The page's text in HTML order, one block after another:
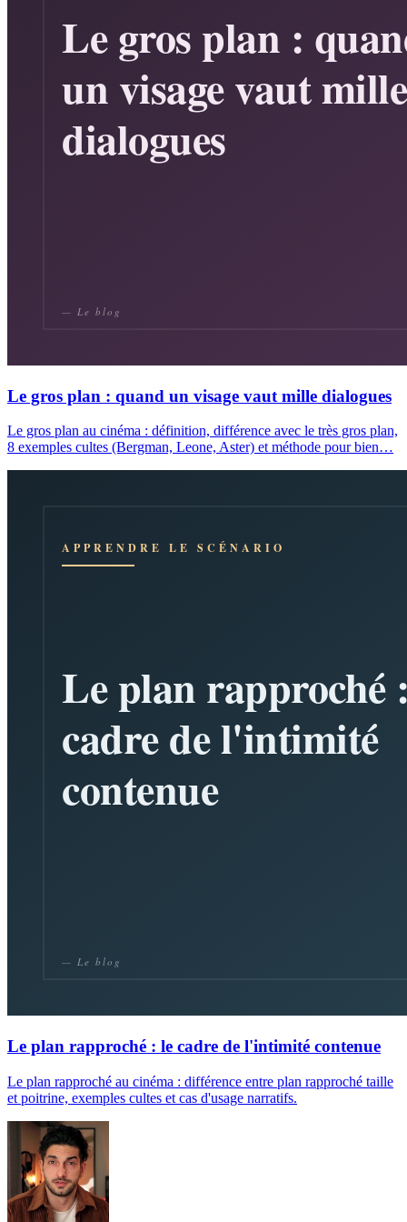
Le gros plan : quand un visage vaut mille dialogues
Le gros plan au cinéma : définition, différence avec le très gros plan,
8 exemples cultes (Bergman, Leone, Aster) et méthode pour bien…
Le plan rapproché : le cadre de l'intimité contenue
Le plan rapproché au cinéma : différence entre plan rapproché taille
et poitrine, exemples cultes et cas d'usage narratifs.